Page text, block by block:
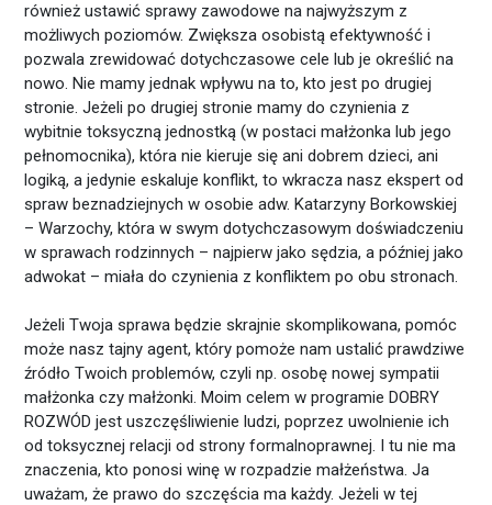
również ustawić sprawy zawodowe na najwyższym z
możliwych poziomów. Zwiększa osobistą efektywność i
pozwala zrewidować dotychczasowe cele lub je określić na
nowo. Nie mamy jednak wpływu na to, kto jest po drugiej
stronie. Jeżeli po drugiej stronie mamy do czynienia z
wybitnie toksyczną jednostką (w postaci małżonka lub jego
pełnomocnika), która nie kieruje się ani dobrem dzieci, ani
logiką, a jedynie eskaluje konflikt, to wkracza nasz ekspert od
spraw beznadziejnych w osobie adw. Katarzyny Borkowskiej
– Warzochy, która w swym dotychczasowym doświadczeniu
w sprawach rodzinnych – najpierw jako sędzia, a później jako
adwokat – miała do czynienia z konfliktem po obu stronach.
Jeżeli Twoja sprawa będzie skrajnie skomplikowana, pomóc
może nasz tajny agent, który pomoże nam ustalić prawdziwe
źródło Twoich problemów, czyli np. osobę nowej sympatii
małżonka czy małżonki. Moim celem w programie DOBRY
ROZWÓD jest uszczęśliwienie ludzi, poprzez uwolnienie ich
od toksycznej relacji od strony formalnoprawnej. I tu nie ma
znaczenia, kto ponosi winę w rozpadzie małżeństwa. Ja
uważam, że prawo do szczęścia ma każdy. Jeżeli w tej